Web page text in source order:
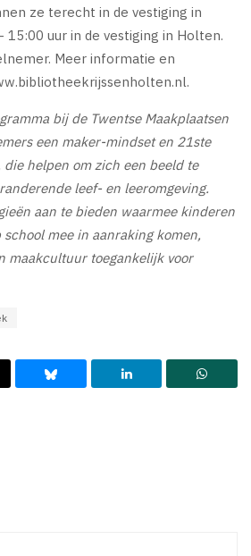
ze terecht in de vestiging in
15:00 uur in de vestiging in Holten.
Meer informatie en
bij de Twentse Maakplaatsen
een maker-mindset en 21ste
helpen om zich een beeld te
leef- en leeromgeving.
aan te bieden waarmee kinderen
mee in aanraking komen,
maakcultuur toegankelijk voor